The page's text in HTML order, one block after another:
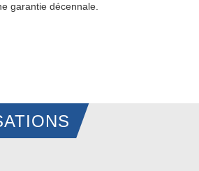
garantie décennale.